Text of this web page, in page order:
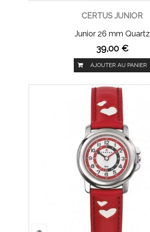
CERTUS JUNIOR
Junior 26 mm Quartz
39,00 €
AJOUTER AU PANIER